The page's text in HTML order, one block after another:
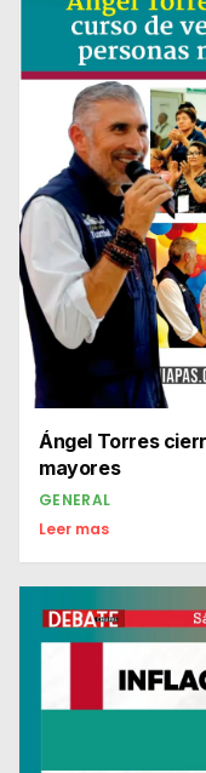
Ángel Torres
mayores
GENERAL
Leer mas